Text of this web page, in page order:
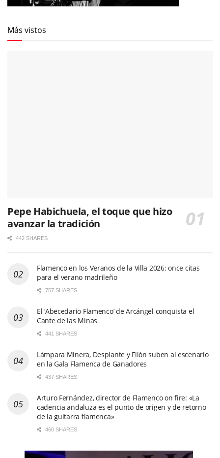
Más vistos
Pepe Habichuela, el toque que hizo
avanzar la tradición
442 SHARES
Flamenco en los Veranos de la Villa 2026: once citas
para el verano madrileño
757 SHARES
El ‘Abecedario Flamenco’ de Arcángel conquista el
Cante de las Minas
441 SHARES
Lámpara Minera, Desplante y Filón suben al escenario
en la Gala Flamenca de Ganadores
437 SHARES
Arturo Fernández, director de Flamenco on fire: «La
cadencia andaluza es el punto de origen y de retorno
de la guitarra flamenca»
460 SHARES